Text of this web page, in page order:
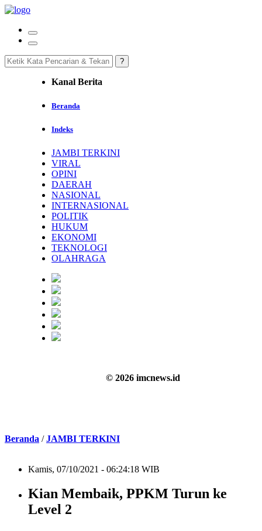
Kanal Berita
Beranda
Indeks
JAMBI TERKINI
VIRAL
OPINI
DAERAH
NASIONAL
INTERNASIONAL
POLITIK
HUKUM
EKONOMI
TEKNOLOGI
OLAHRAGA
© 2026 imcnews.id
Beranda /JAMBI TERKINI
Kamis, 07/10/2021 - 06:24:18 WIB
Kian Membaik, PPKM Turun ke
Level 2